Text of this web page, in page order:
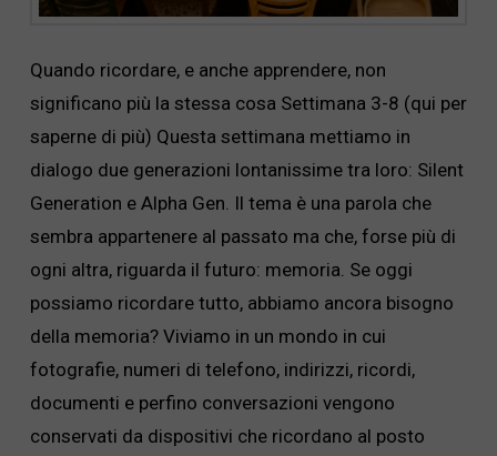
Quando ricordare, e anche apprendere, non
significano più la stessa cosa Settimana 3-8 (qui per
saperne di più) Questa settimana mettiamo in
dialogo due generazioni lontanissime tra loro: Silent
Generation e Alpha Gen. Il tema è una parola che
sembra appartenere al passato ma che, forse più di
ogni altra, riguarda il futuro: memoria. Se oggi
possiamo ricordare tutto, abbiamo ancora bisogno
della memoria? Viviamo in un mondo in cui
fotografie, numeri di telefono, indirizzi, ricordi,
documenti e perfino conversazioni vengono
conservati da dispositivi che ricordano al posto